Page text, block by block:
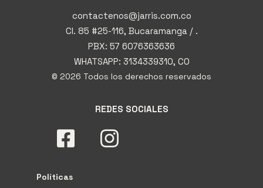
contactenos@jarris.com.co
Cl. 85 #25-116, Bucaramanga / .
PBX: 57 6076363636
WHATSAPP: 3134339310, CO
© 2026 Todos los derechos reservados
REDES SOCIALES
Políticas